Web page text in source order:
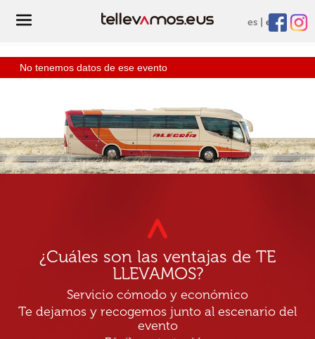
es eu
No tenemos datos de ese evento
¿Cuáles son las ventajas de TE
LLEVAMOS?
Servicio cómodo y económico
Te dejamos y recogemos junto al escenario del
evento